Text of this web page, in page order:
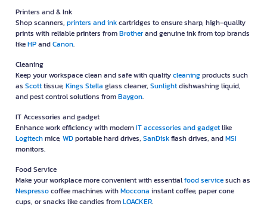
Printers and & Ink
Shop scanners, printers and inkcartridges to ensure sharp, high-quality
prints with reliable printers fromBrotherand genuine ink from top brands
likeHPandCanon.
Cleaning
Keep your workspace clean and safe with qualitycleaningproducts such
as Scotttissue, Kings Stella glass cleaner, Sunlightdishwashing liquid,
and pest control solutions fromBaygon.
IT Accessories and gadget
Enhance work efficiency with modernIT accessories and gadgetlike
Logitechmice, WDportable hard drives, SanDiskflash drives, andMSI
monitors.
Food Service
Make your workplace more convenient with essentialfood servicesuch as
Nespressocoffee machines withMoccona instant coffee, paper cone
cups, or snacks like candies fromLOACKER.